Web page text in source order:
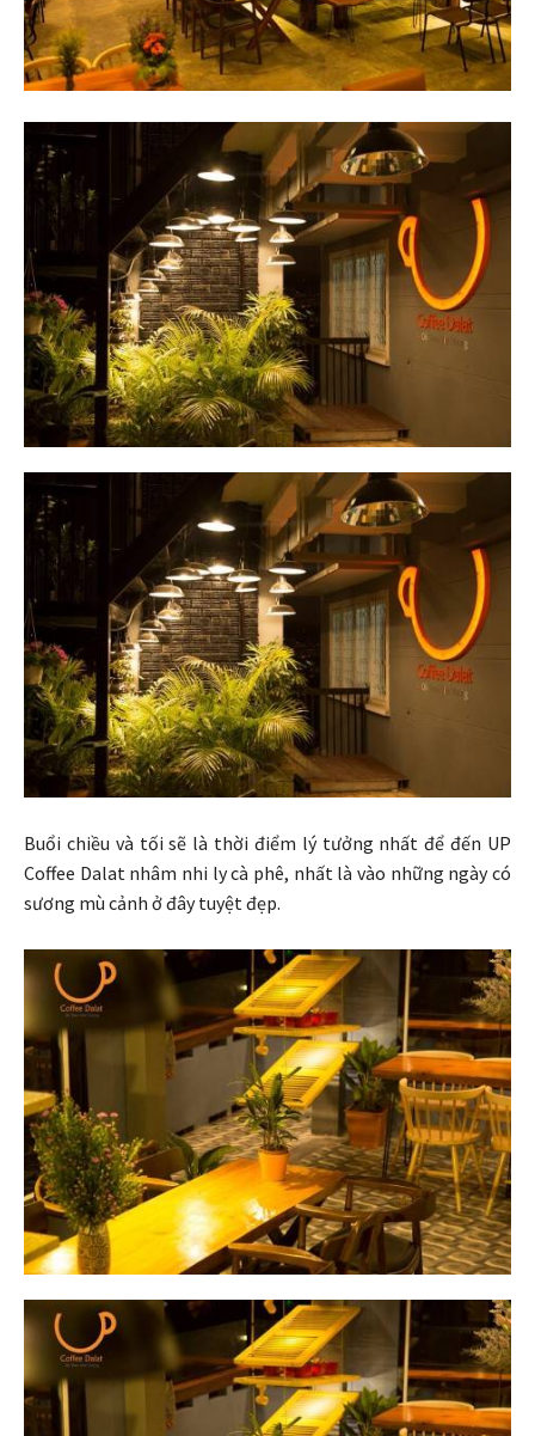
Buổi chiều và tối sẽ là thời điểm lý tưởng nhất để đến UP
Coffee Dalat nhâm nhi ly cà phê, nhất là vào những ngày có
sương mù cảnh ở đây tuyệt đẹp.